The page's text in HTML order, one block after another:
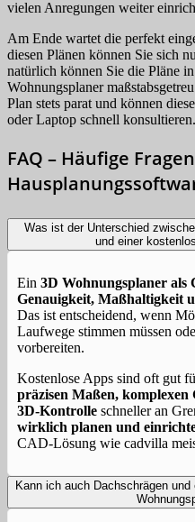
vielen Anregungen weiter
Am Ende wartet die perfekt
diesen Plänen können Sie sich
natürlich können Sie die Pläne
Wohnungsplaner
Plan stets parat und können
oder Laptop schnell konsultieren.
FAQ – Häufige
Was ist der Unterschied
und einer
Ein 3D Wohnungsplaner als
Genauigkeit, Maßhaltigkeit
Das ist entscheidend, wenn
Laufwege stimmen müssen
vorbereiten.
Kostenlose Apps sind oft gut
präzisen Maßen,
3D‑Kontrolle schneller an
wirklich planen und
CAD‑Lösung wie cadvilla
Kann ich auch Dachschrägen